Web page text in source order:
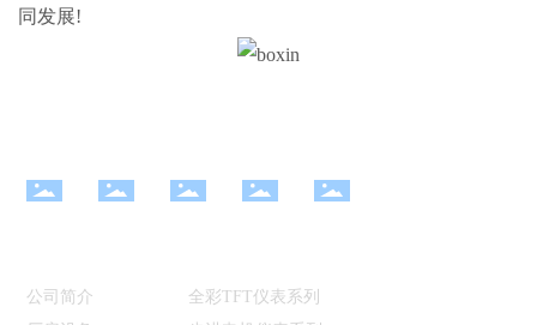
同发展!
公司简介
全彩TFT仪表系列